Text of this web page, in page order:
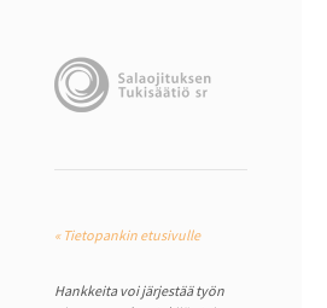
« Tietopankin etusivulle
Hankkeita voi järjestää työn